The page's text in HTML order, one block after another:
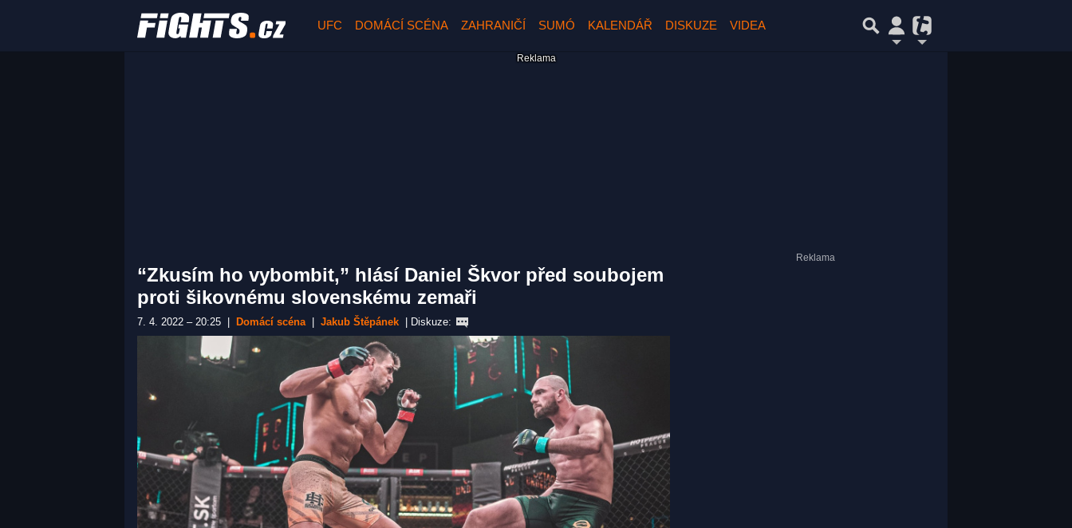
UFC DOMÁCÍ SCÉNA ZAHRANIČÍ SUMÓ KALENDÁŘ DISKUZE VIDEA
“Zkusím ho vybombit,” hlásí Daniel Škvor před soubojem
proti šikovnému slovenskému zemaři
7. 4. 2022 – 20:25 Domácí scéna Jakub Štěpánek Diskuze: